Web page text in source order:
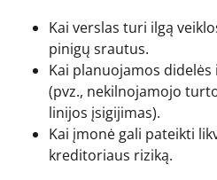
Kai verslas turi ilgą
pinigų srautus.
Kai planuojamos
(pvz., nekilnojamojo
linijos įsigijimas).
Kai įmonė gali pateikti
kreditoriaus riziką.